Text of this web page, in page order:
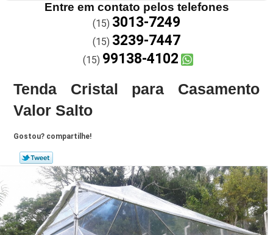
Entre em contato pelos telefones
(15) 3013-7249
(15) 3239-7447
(15) 99138-4102
Tenda Cristal para Casamento
Valor Salto
Gostou? compartilhe!